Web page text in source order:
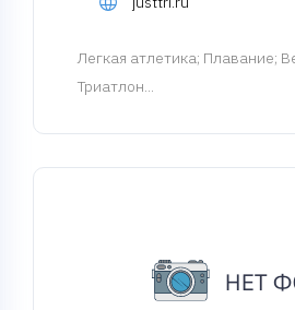
Легкая атлетика; Плавание;
Триатлон...